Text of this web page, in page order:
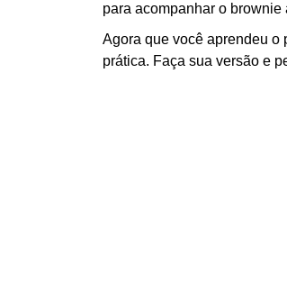
para acompanhar o
Agora que você aprendeu o
prática. Faça sua versão e